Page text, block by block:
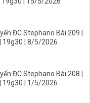
ĐC Stephano Bài 209 |
19g30 | 8/5/2026
ĐC Stephano Bài 208 |
19g30 | 1/5/2026